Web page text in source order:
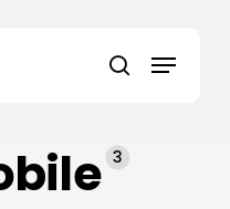
search
Menu
3